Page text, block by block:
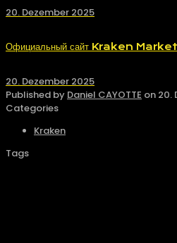
20. Dezember 2025
Официальный сайт Kraken Market
20. Dezember 2025
Published by Daniel CAYOTTE on 20.
Categories
Kraken
Tags